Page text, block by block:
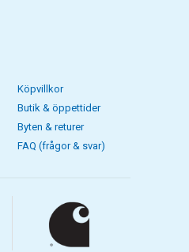
Köpvillkor
Butik & öppettider
Byten & returer
FAQ (frågor & svar)